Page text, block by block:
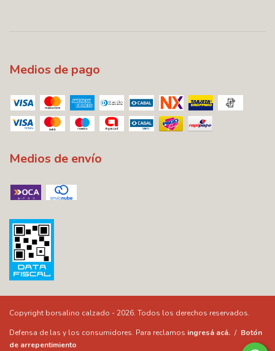
Medios de pago
Medios de envío
Copyright borsalino calzado - 2026. Todos los derechos reservados.
Defensa de las y los consumidores. Para reclamos ingresá acá. / Botón
de arrepentimiento